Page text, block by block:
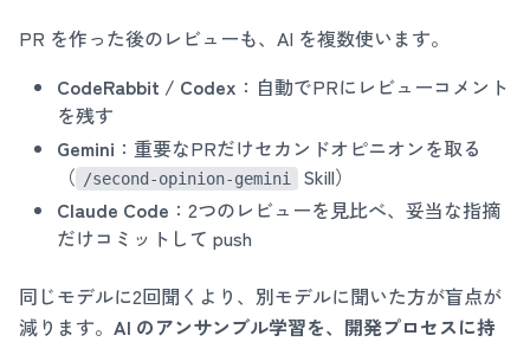
PR を作った後のレビューも、AI を複数使います。
CodeRabbit / Codex ：自動でPRにレビューコメント
を残す
Gemini ：重要なPRだけセカンドオピニオンを取る
（ /second-opinion-gemini
Skill）
Claude Code ：2つのレビューを見比べ、妥当な指摘
だけコミットして push
同じモデルに2回聞くより、別モデルに聞いた方が盲点が
減ります。 AI のアンサンブル学習を、開発プロセスに持